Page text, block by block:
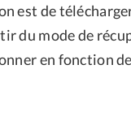
est de
du mode de
en fonction